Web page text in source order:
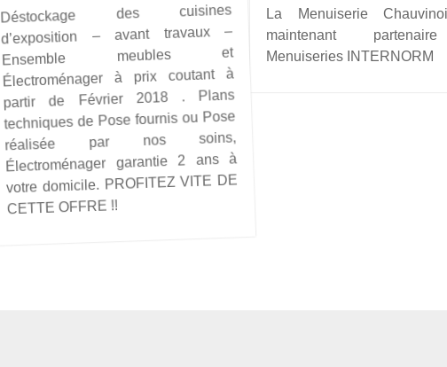
Déstockage des cuisines
d’exposition – avant travaux –
Ensemble
meubles
et
Électroménager à prix coutant à
partir de Février 2018 . Plans
techniques de Pose fournis ou Pose
réalisée par nos soins,
Électroménager garantie 2 ans à
votre domicile. PROFITEZ VITE DE
CETTE OFFRE !!
La Menuiserie
maintenant
Menuiseries INTERNORM